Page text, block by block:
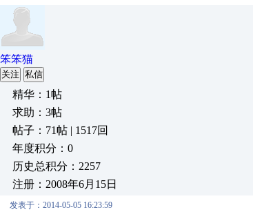
笨笨猫
关注 私信
精华：1帖
求助：3帖
帖子：71帖 | 1517回
年度积分：0
历史总积分：2257
注册：2008年6月15日
发表于：2014-05-05 16:23:59